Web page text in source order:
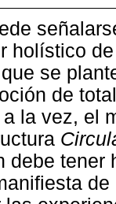
holístico
se
de
la vez, el
debe